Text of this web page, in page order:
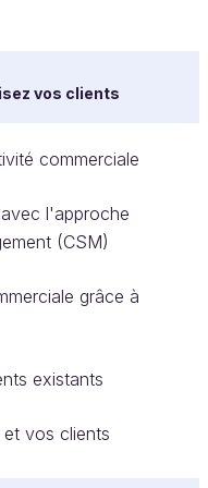
vos clients
commerciale
l'approche
(CSM)
grâce à
existants
vos clients
?
vous avez
coeur des
d'affaires. Et
loin dans
commercial ?
à l'heure du
!
us?